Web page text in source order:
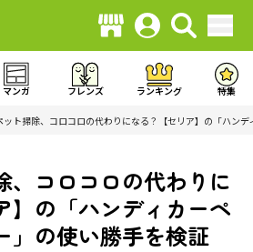
マンガ フレンズ ランキング 特集
ット掃除、コロコロの代わりになる？【セリア】の「ハン
、コロコロの代わりに
】の「ハンディカーペ
」の使い勝手を検証